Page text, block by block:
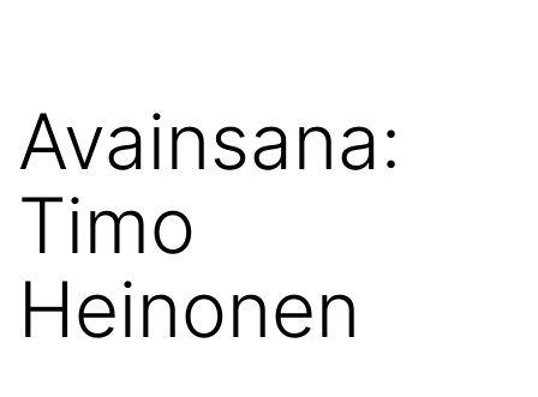
Avainsana:
Timo
Heinonen